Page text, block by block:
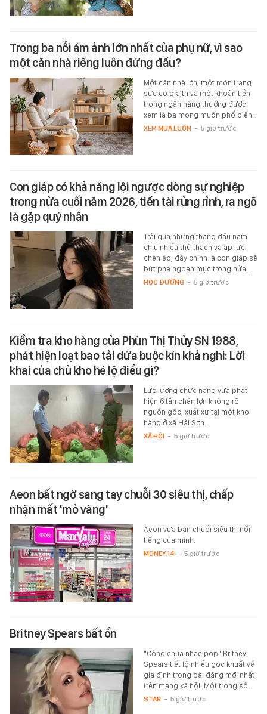
Trong ba nỗi ám ảnh lớn nhất của phụ nữ, vì sao
một căn nhà riêng luôn đứng đầu?
Một căn nhà lớn, một món trang
sức có giá trị và một khoản tiền
trong ngân hàng thường được
xem là ba mong muốn phổ biến…
XEM MUA LUÔN - 5 giờ trước
Con giáp có khả năng lội ngược dòng sự nghiệp
trong nửa cuối năm 2026, tiền tài rủng rỉnh, ra ngõ
là gặp quý nhân
Trải qua những tháng đầu năm
chịu nhiều thử thách và áp lực
chèn ép, đây chính là con giáp sẽ
bứt phá ngoạn mục trong nửa…
HỌC ĐƯỜNG - 5 giờ trước
Kiểm tra kho hàng của Phùn Thị Thủy SN 1988,
phát hiện loạt bao tải dứa buộc kín khả nghi: Lời
khai của chủ kho hé lộ điều gì?
Lực lượng chức năng vừa phát
hiện 6 tấn chân lợn không rõ
nguồn gốc, xuất xứ tại một kho
hàng ở xã Hải Sơn.
XÃ HỘI - 5 giờ trước
Aeon bất ngờ sang tay chuỗi 30 siêu thị, chấp
nhận mất 'mỏ vàng'
Aeon vừa bán chuỗi siêu thị nổi
tiếng của mình.
MONEY.14 - 5 giờ trước
Britney Spears bất ổn
"Công chúa nhạc pop" Britney
Spears tiết lộ nhiều góc khuất về
gia đình trong bài đăng mới nhất
trên mạng xã hội. Một trong số…
STAR - 5 giờ trước